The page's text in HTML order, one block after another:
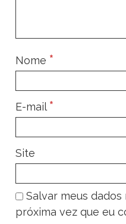
Nome *
E-mail *
Site
Salvar meus
próxima vez que eu